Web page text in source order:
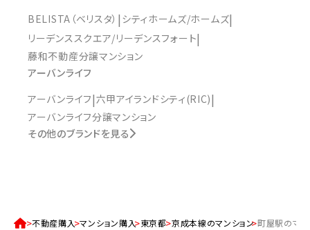
BELISTA（ベリスタ） シティホームズ/ホームズ
リーデンススクエア/リーデンスフォート
藤和不動産分譲マンション
アーバンライフ
アーバンライフ 六甲アイランドシティ(RIC)
アーバンライフ分譲マンション
その他のブランドを見る
不動産購入 マンション購入 東京都 京成本線のマンション 町屋駅のマ